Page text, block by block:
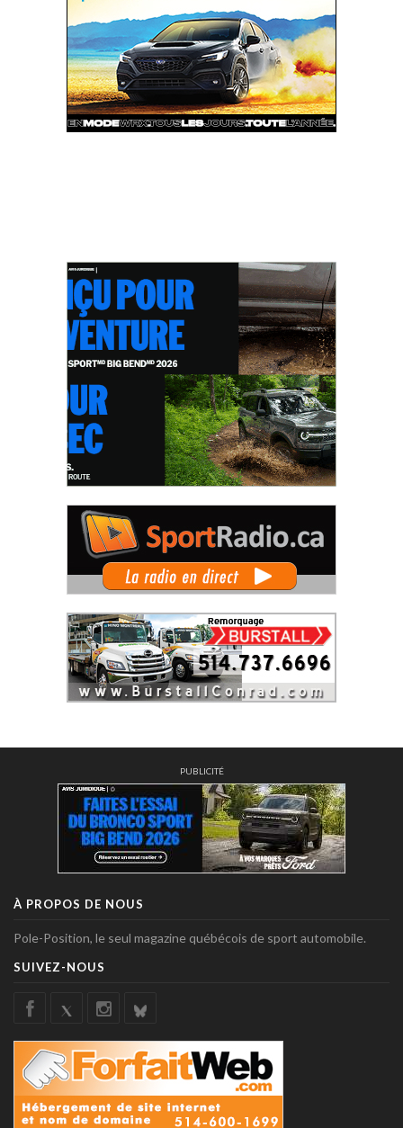
PUBLICITÉ
À PROPOS DE NOUS
Pole-Position, le seul magazine québécois de sport automobile.
SUIVEZ-NOUS